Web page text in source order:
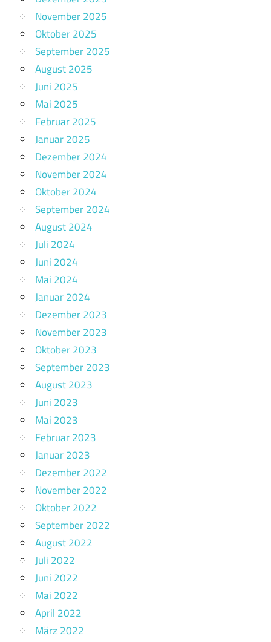
November 2025
Oktober 2025
September 2025
August 2025
Juni 2025
Mai 2025
Februar 2025
Januar 2025
Dezember 2024
November 2024
Oktober 2024
September 2024
August 2024
Juli 2024
Juni 2024
Mai 2024
Januar 2024
Dezember 2023
November 2023
Oktober 2023
September 2023
August 2023
Juni 2023
Mai 2023
Februar 2023
Januar 2023
Dezember 2022
November 2022
Oktober 2022
September 2022
August 2022
Juli 2022
Juni 2022
Mai 2022
April 2022
März 2022